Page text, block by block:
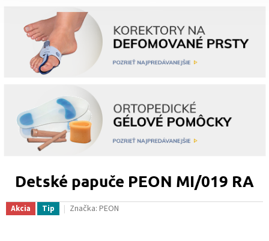
Detské papuče PEON MI/019 RA
Akcia Tip Značka: PEON